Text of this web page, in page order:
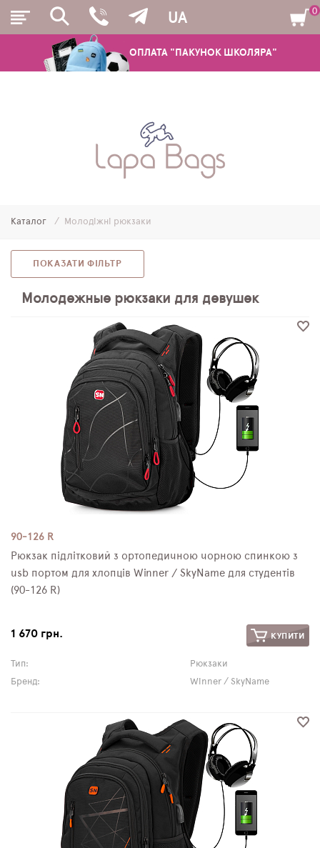
ОПЛАТА "ПАКУНОК ШКОЛЯРА"
UA
ШКІЛЬНІ РЮКЗАКИ ТА РАНЦІ
МОЛОДІЖНІ РЮКЗАКИ
ПЕНАЛИ
МІШКИ ДЛЯ ВЗУТТЯ
ПЛЯШКИ ДЛЯ ВОДИ
SCHOOL STANDARD
РОЗПРОДАЖ
0
Каталог Молодіжні рюкзаки
ПОКАЗАТИ ФІЛЬТР
Молодежные рюкзаки для девушек
90-126 R
Рюкзак підлітковий з ортопедичною чорною спинкою з
usb портом для хлопців Winner / SkyName для студентів
(90-126 R)
1 670 грн. КУПИТИ
Тип:
Рюкзаки
Бренд:
Winner / SkyName